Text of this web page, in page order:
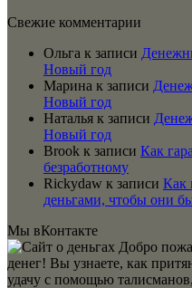
Свежие комментарии
Ольга к записи
Новый год
Марина к записи
Новый год
Наталья к записи
Новый год
Brook к записи Как
безработному
Rickydaw к записи Как
деньгами, чтобы они
Мы вКонтакте
Добро
денег! Вы узнаете, как
удачу с помощью